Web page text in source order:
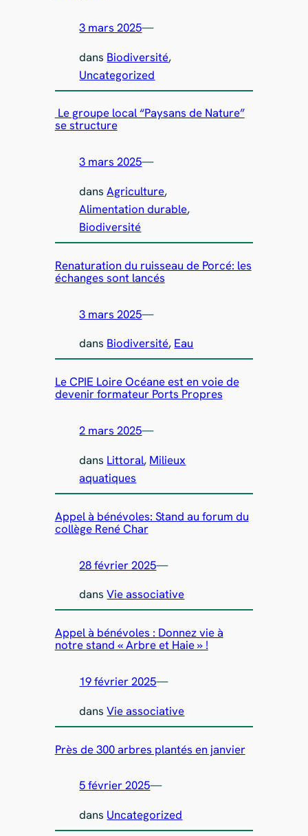
3 mars 2025—
dans Biodiversité
Uncategorized
Le groupe local “Paysans de Nature”
se structure
3 mars 2025—
dansAgriculture
Alimentation durable
Biodiversité
Renaturation du ruisseau de Porcé: les
échanges sont lancés
3 mars 2025—
dans Biodiversité, Eau
Le CPIE Loire Océane est en voie de
devenir formateur Ports Propres
2 mars 2025—
dans Littoral, Milieux
aquatiques
Appel à bénévoles: Stand au forum du
collège René Char
28 février 2025—
dansVie associative
Appel à bénévoles : Donnez vie à
notre stand « Arbre et Haie » !
19 février 2025—
dansVie associative
Près de 300 arbres plantés en janvier
5 février 2025—
dans Uncategorized